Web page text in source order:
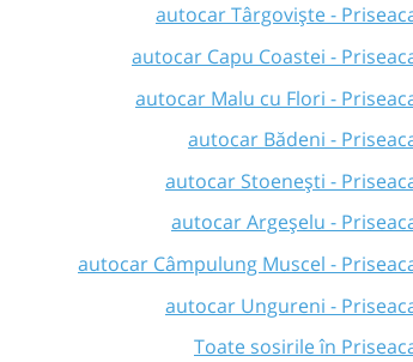
autocar Târgoviște -
autocar Capu Coastei -
autocar Malu cu Flori -
autocar Bădeni -
autocar Stoenești -
autocar Argeșelu -
autocar Câmpulung Muscel -
autocar Ungureni -
Toate sosirile în